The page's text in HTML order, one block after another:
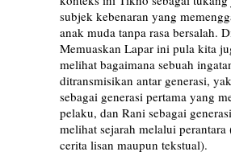
subjek kebenaran yang
anak muda tanpa rasa bersalah.
Memuaskan Lapar ini pula kita
melihat bagaimana sebuah
ditransmisikan antar generasi,
sebagai generasi pertama yang
pelaku, dan Rani sebagai
melihat sejarah melalui
cerita lisan maupun tekstual).